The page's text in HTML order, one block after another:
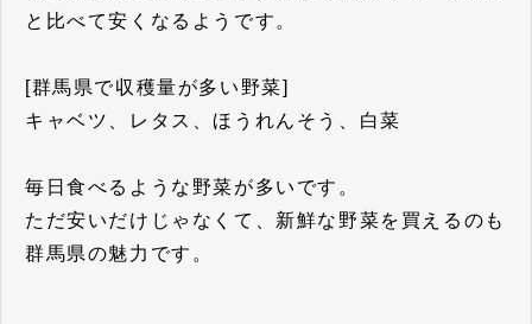
と比べて安くなるようです。
[群馬県で収穫量が多い野菜]
キャベツ、レタス、ほうれんそう、白菜
毎日食べるような野菜が多いです。
ただ安いだけじゃなくて、新鮮な野菜を買えるのも
群馬県の魅力です。